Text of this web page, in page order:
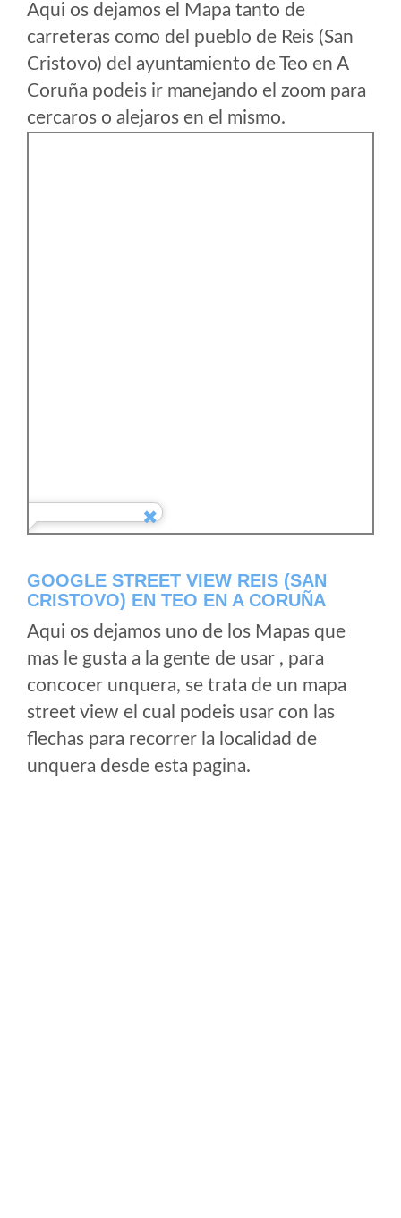
Aqui os dejamos el Mapa tanto de
carreteras como del pueblo de Reis (San
Cristovo) del ayuntamiento de Teo en A
Coruña podeis ir manejando el zoom para
cercaros o alejaros en el mismo.
GOOGLE STREET VIEW REIS (SAN
CRISTOVO) EN TEO EN A CORUÑA
Aqui os dejamos uno de los Mapas que
mas le gusta a la gente de usar , para
concocer unquera, se trata de un mapa
street view el cual podeis usar con las
flechas para recorrer la localidad de
unquera desde esta pagina.